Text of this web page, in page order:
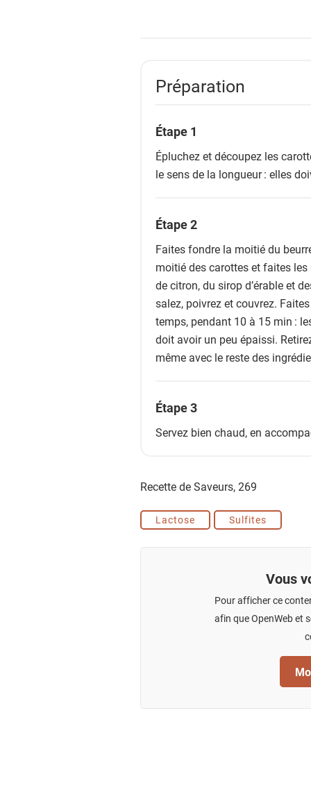
Préparation
Étape 1
Épluchez et découpez les
le sens de la longueur : elles
Étape 2
Faites fondre la moitié du
moitié des carottes et faites
de citron, du sirop d’érable et
salez, poivrez et couvrez.
temps, pendant 10 à 15 min :
doit avoir un peu épaissi.
même avec le reste des
Étape 3
Servez bien chaud, en
Recette de Saveurs,269
Lactose Sulfites
Vous
Pour afficher ce
afin que OpenWeb et